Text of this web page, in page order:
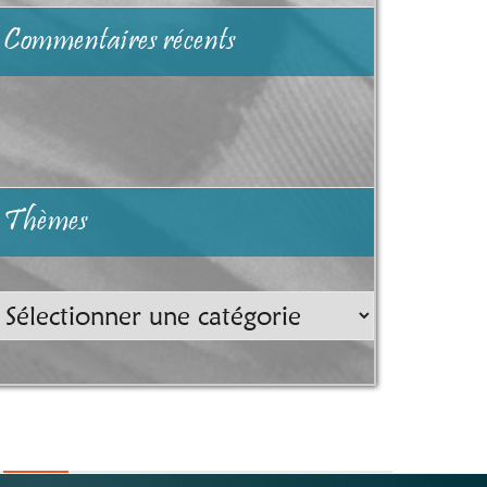
Commentaires récents
Thèmes